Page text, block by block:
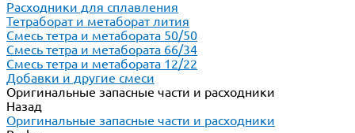
Расходники для сплавления
Тетраборат и метаборат лития
Смесь тетра и метабората 50/50
Смесь тетра и метабората 66/34
Смесь тетра и метабората 12/22
Добавки и другие смеси
Оригинальные запасные части и расходники
Назад
Оригинальные запасные части и расходники